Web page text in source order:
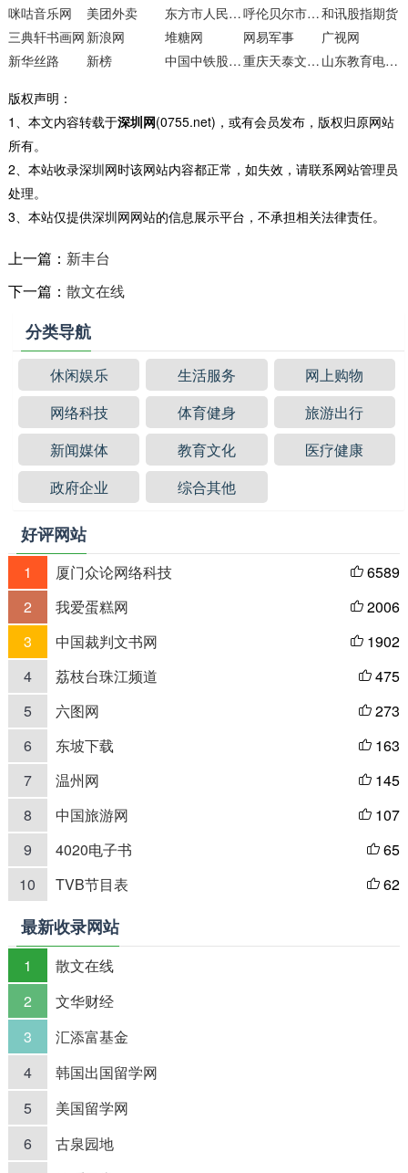
咪咕音乐网
美团外卖 东方市人民政府网 呼伦贝尔市人民政府和讯股指期货
三典轩书画网 新浪网 堆糖网 网易军事
广视网
新华丝路
新榜 中国中铁股份有限公司 重庆天泰文化传播 山东教育电视台
版权声明：
1、本文内容转载于深圳网(0755.net)，或有会员发布，版权归原网站
所有。
2、本站收录深圳网时该网站内容都正常，如失效，请联系网站管理员
处理。
3、本站仅提供深圳网网站的信息展示平台，不承担相关法律责任。
上一篇： 新丰台
下一篇： 散文在线
分类导航
休闲娱乐 生活服务
网上购物
网络科技
体育健身
旅游出行
新闻媒体
教育文化
医疗健康
政府企业
综合其他
好评网站
1 厦门众论网络科技  6589
2
我爱蛋糕网  2006
3
中国裁判文书网  1902
4
荔枝台珠江频道  475
5
六图网  273
6
东坡下载  163
7
温州网  145
8
中国旅游网  107
9
4020电子书  65
10
TVB节目表  62
最新收录网站
1
散文在线
2
文华财经
3
汇添富基金
4
韩国出国留学网
5
美国留学网
6
古泉园地